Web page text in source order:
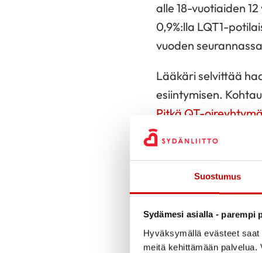
Suostumus
Sydämesi asialla - parempi
Hyväksymällä evästeet
meitä kehittämään
alle 18-vuotiaiden
0,9%:lla LQT1-
vuoden
Lääkäri selvittää
esiintymisen.
Pitkä QT-
ilmetä jo vuosia tai
myös tietää,
Suurin osa
oireyhtymään.
lisälyöntejä, joita